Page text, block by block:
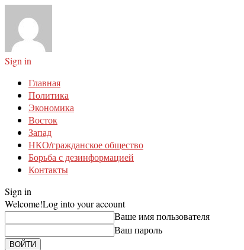
Sign in
Главная
Политика
Экономика
Восток
Запад
НКО/гражданское общество
Борьба с дезинформацией
Контакты
Sign in
Welcome!Log into your account
Ваше имя пользователя
Ваш пароль